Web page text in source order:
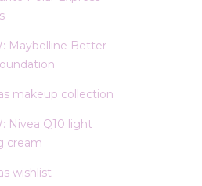
Maybelline Better
makeup collection
Nivea Q10 light
cream
wishlist